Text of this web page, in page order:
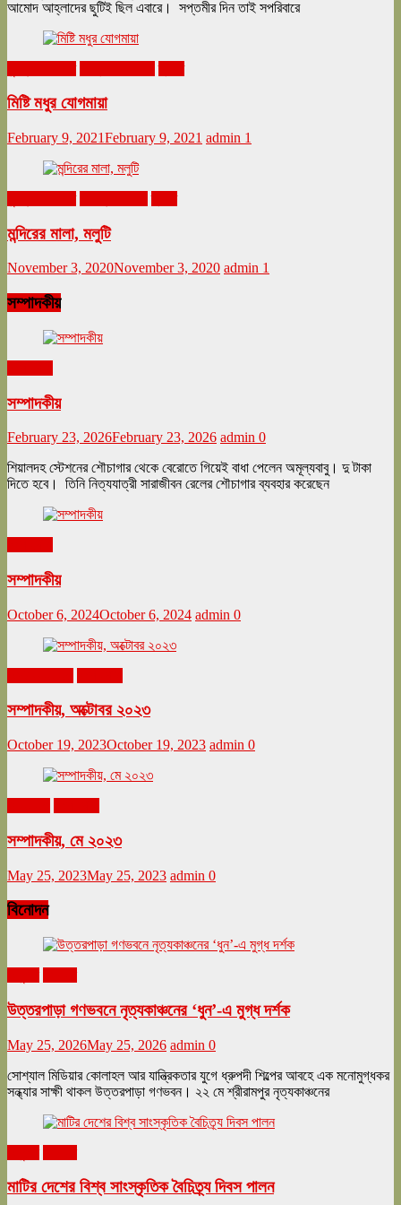
আমোদ আহ্লাদের ছুটিই ছিল এবারে। সপ্তমীর দিন তাই সপরিবারে
মিষ্টি মধুর যোগমায়া
February 9, 2021February 9, 2021 admin 1
মন্দিরের মালা, মলুটি
November 3, 2020November 3, 2020 admin 1
সম্পাদকীয়
সম্পাদকীয়
February 23, 2026February 23, 2026 admin 0
শিয়ালদহ স্টেশনের শৌচাগার থেকে বেরোতে গিয়েই বাধা পেলেন অমূল্যবাবু। দু টাকা
দিতে হবে। তিনি নিত্যযাত্রী সারাজীবন রেলের শৌচাগার ব্যবহার করেছেন
সম্পাদকীয়
October 6, 2024October 6, 2024 admin 0
সম্পাদকীয়, অক্টোবর ২০২৩
October 19, 2023October 19, 2023 admin 0
সম্পাদকীয়, মে ২০২৩
May 25, 2023May 25, 2023 admin 0
বিনোদন
উত্তরপাড়া গণভবনে নৃত্যকাঞ্চনের ‘ধুন’-এ মুগ্ধ দর্শক
May 25, 2026May 25, 2026 admin 0
সোশ্যাল মিডিয়ার কোলাহল আর যান্ত্রিকতার যুগে ধ্রুপদী শিল্পের আবহে এক মনোমুগ্ধকর
সন্ধ্যার সাক্ষী থাকল উত্তরপাড়া গণভবন। ২২ মে শ্রীরামপুর নৃত্যকাঞ্চনের
মাটির দেশের বিশ্ব সাংস্কৃতিক বৈচিত্র্য দিবস পালন